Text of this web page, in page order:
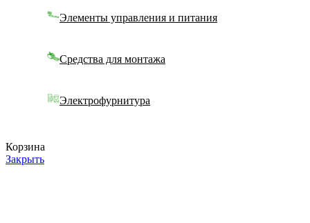
Элементы управления и питания
Средства для монтажа
Электрофурнитура
Корзина
Закрыть